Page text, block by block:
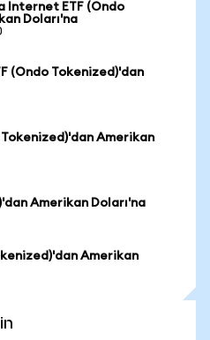
Internet ETF (Ondo
Doları'na
(Ondo Tokenized)'dan
Amerikan
Amerikan Doları'na
Amerikan